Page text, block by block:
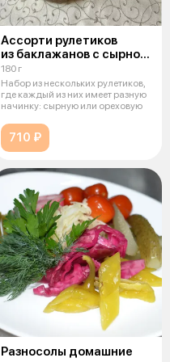
Ассорти рулетиков
из баклажанов с сырной
и ореховой начинкой
180 г
Набор из нескольких рулетиков,
где каждый из них имеет разную
начинку: сырную или ореховую
710 ₽
Разносолы домашние